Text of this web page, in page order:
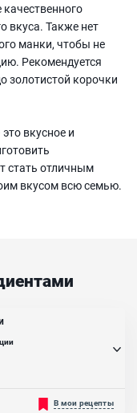
вкуса. Также нет
манки, чтобы не
Рекомендуется
золотистой корочки
вкусное и
стать отличным
вкусом всю семью.
В мои рецепты